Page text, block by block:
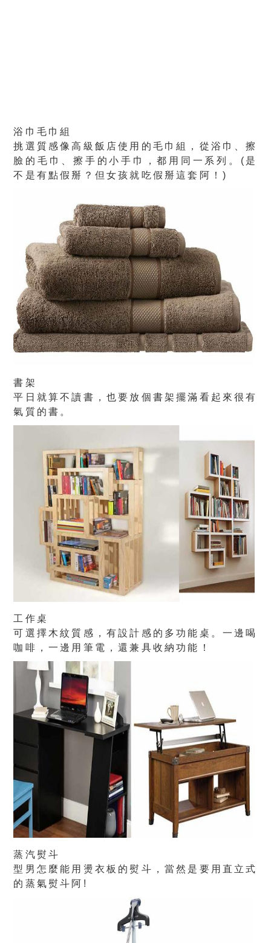
浴巾毛巾組
挑選質感像高級飯店使用的毛巾組，從浴巾、擦
臉的毛巾、擦手的小手巾，都用同一系列。(是
不是有點假掰？但女孩就吃假掰這套阿！)
書架
平日就算不讀書，也要放個書架擺滿看起來很有
氣質的書。
工作桌
可選擇木紋質感，有設計感的多功能桌。一邊喝
咖啡，一邊用筆電，還兼具收納功能！
蒸汽熨斗
型男怎麼能用燙衣板的熨斗，當然是要用直立式
的蒸氣熨斗阿!